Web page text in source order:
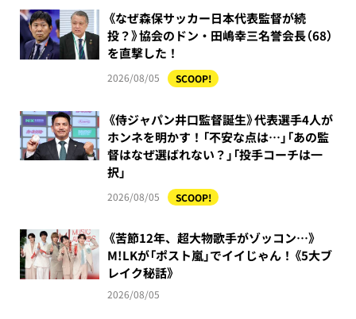
《なぜ森保サッカー日本代表監督が続
投？》協会のドン・田嶋幸三名誉会長（68）
を直撃した！
2026/08/05 SCOOP!
《侍ジャパン井口監督誕生》代表選手4人が
ホンネを明かす！「不安な点は…」「あの監
督はなぜ選ばれない？」「投手コーチは一
択」
2026/08/05 SCOOP!
《苦節12年、超大物歌手がゾッコン…》
M!LKが「ポスト嵐」でイイじゃん！《5大ブ
レイク秘話》
2026/08/05